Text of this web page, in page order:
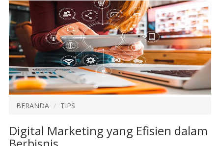
BERANDA TIPS
Digital Marketing yang Efisien dalam